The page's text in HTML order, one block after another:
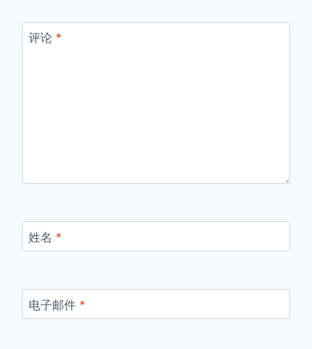
评论 *
姓名 *
电子邮件 *